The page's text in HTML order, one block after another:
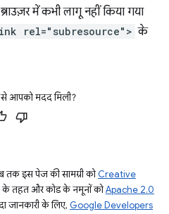
में कभी लागू नहीं किया गया
rel="subresource"> के
से आपको मदद मिली?
इस पेज की सामग्री कोCreative
के तहत और कोड के नमूनों कोApache 2.0
जानकारी के लिए, Google Developers